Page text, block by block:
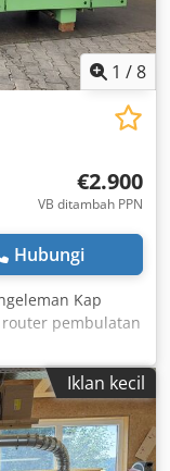
1 /8
€2.900
VB ditambah PPN
Hubungi
Kap
pembulatan
Iklan kecil